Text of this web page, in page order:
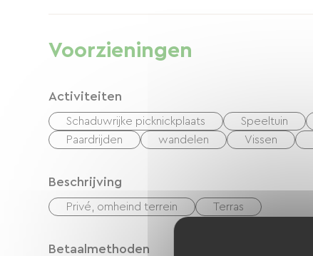
Voorzieningen
Activiteiten
Schaduwrijke picknickplaats Speeltuin
Paardrijden
wandelen Vissen
Beschrijving
Privé, omheind terrein Terras
Betaalmethoden